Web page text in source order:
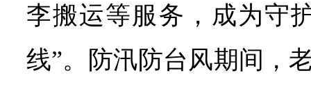
李搬运等服务，成为守
线”。防汛防台风期间，